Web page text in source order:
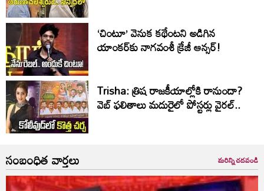
‘చింటూ’ వెనుక కథేంటని అడిగిన
యాంకర్‌కు నాగవంశీ క్రేజీ ఆన్సర్!
Trisha: త్రిష రాజకీయాల్లోకి రానుందా?
వెబ్ ఫలితాలు మదురైలో పోస్టర్లు వైరల్..
సంబంధిత వార్తలు మరిన్ని చదవండి